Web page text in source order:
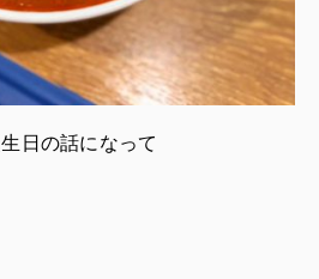
日の話になって